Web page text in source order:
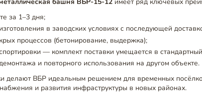
за 1–3 дня;
в заводских условиях с последующей
процессов (бетонирование, выдержка);
— комплект поставки умещается в
и повторного использования на другом объекте.
делают ВБР идеальным решением для временных
и развития инфраструктуры в новых районах.